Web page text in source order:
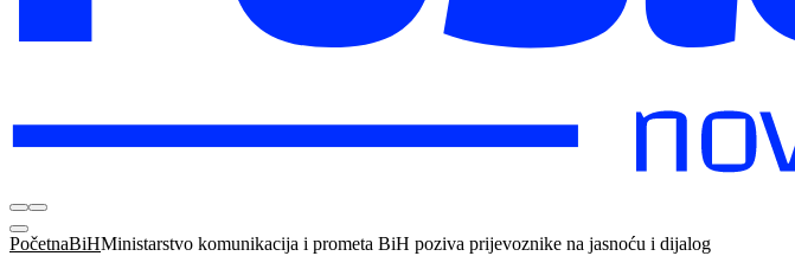
PočetnaBiHMinistarstvo komunikacija i prometa BiH poziva prijevoznike na jasnoću i dijalog